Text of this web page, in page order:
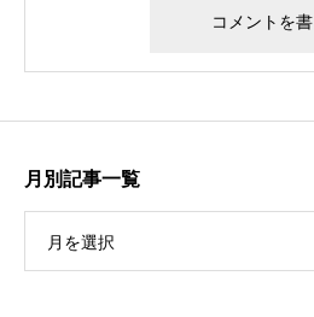
月別記事一覧
月を選択